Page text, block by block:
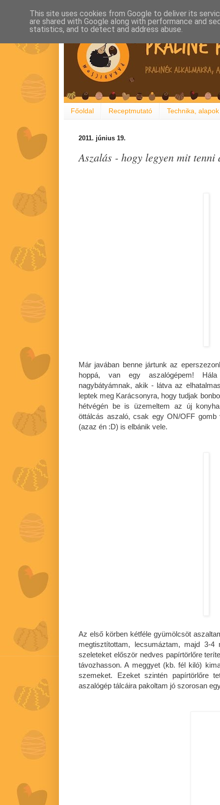
Főoldal Receptmutató Technika, alapok
2011. június 19.
Aszalás - hogy legyen mit tenni
Már javában benne jártunk az
hoppá, van egy aszalógépem!
nagybátyámnak, akik - látva az
leptek meg Karácsonyra, hogy tudjak
hétvégén be is üzemeltem az új
öttálcás aszaló, csak egy ON/OFF
(azaz én :D) is elbánik vele.
Az első körben kétféle gyümölcsöt
megtisztítottam, lecsumáztam, majd 3-
szeleteket először nedves papírtörlőre
távozhasson. A meggyet (kb. fél kiló)
szemeket. Ezeket szintén papírtörlőre
aszalógép tálcáira pakoltam jó szorosan
This site uses cookies from Google to deliver its
are shared with Google along with performance and
statistics, and to detect and address abuse.